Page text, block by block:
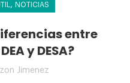
, NOTICIAS
entre
y DESA?
Jimenez